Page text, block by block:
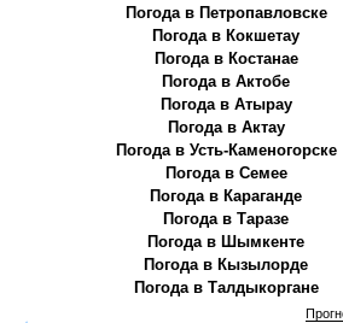
Погода в Петропавловске
Погода в Кокшетау
Погода в Костанае
Погода в Актобе
Погода в Атырау
Погода в Актау
Погода в Усть-Каменогорске
Погода в Семее
Погода в Караганде
Погода в Таразе
Погода в Шымкенте
Погода в Кызылорде
Погода в Талдыкоргане